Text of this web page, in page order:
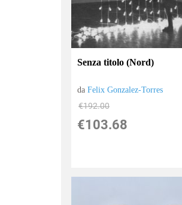
Senza titolo (Nord)
daFelix Gonzalez-Torres
€192.00
€103.68